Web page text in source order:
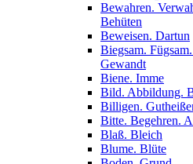
Bewahren.
Behüten
Beweisen. Dartun
Biegsam.
Gewandt
Biene. Imme
Bild. Abbildung.
Billigen.
Bitte. Begehren.
Blaß. Bleich
Blume. Blüte